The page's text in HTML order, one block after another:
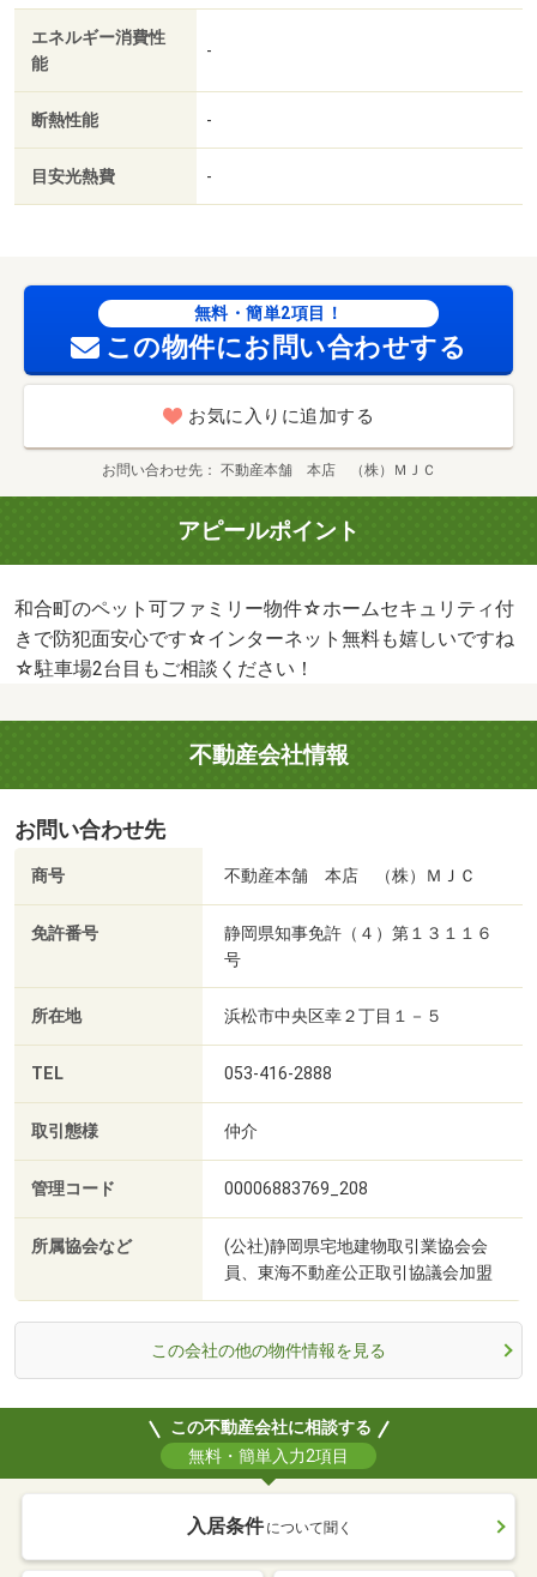
１．１ヶ月/ICﾛｯｸ電池 2750円/自治会入会金 400円/ハウス
クリーニング 77000円
エネルギー消費性
能
-
断熱性能 -
目安光熱費 -
無料・簡単2項目！
この物件にお問い合わせする
お気に入りに追加する
お問い合わせ先 不動産本舗 本店 （株）ＭＪＣ
アピールポイント
和合町のペット可ファミリー物件☆ホームセキュリティ付
きで防犯面安心です☆インターネット無料も嬉しいですね
☆駐車場2台目もご相談ください！
不動産会社情報
お問い合わせ先
商号 不動産本舗 本店 （株）ＭＪＣ
免許番号
静岡県知事免許（４）第１３１１６
号
所在地 浜松市中央区幸２丁目１－５
TEL 053-416-2888
取引態様 仲介
管理コード 00006883769_208
所属協会など
(公社)静岡県宅地建物取引業協会会
員、東海不動産公正取引協議会加盟
この会社の他の物件情報を見る
この不動産会社に相談する
無料・簡単入力2項目
入居条件 について聞く